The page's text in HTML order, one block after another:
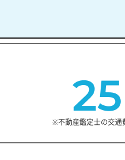
25
※不動産鑑定士の交通